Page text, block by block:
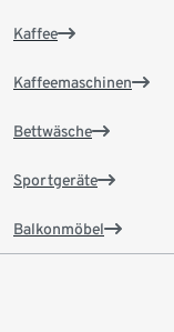
Kaffee
Kaffeemaschinen
Bettwäsche
Sportgeräte
Balkonmöbel